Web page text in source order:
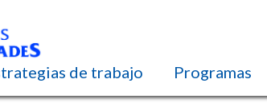
de trabajo Programas